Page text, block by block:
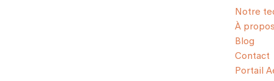
Notre
À propos
Blog
Contact
Portail